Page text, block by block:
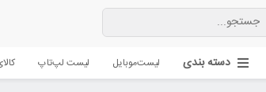
دسته بندی لیستموبایل لیست لپ‌تاپ